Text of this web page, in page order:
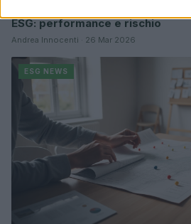
ESG: performance e rischio
Andrea Innocenti · 26 Mar 2026
ESG NEWS